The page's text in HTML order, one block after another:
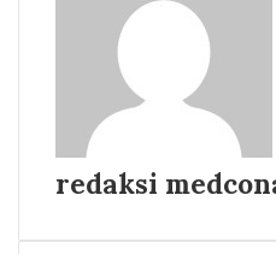
redaksi